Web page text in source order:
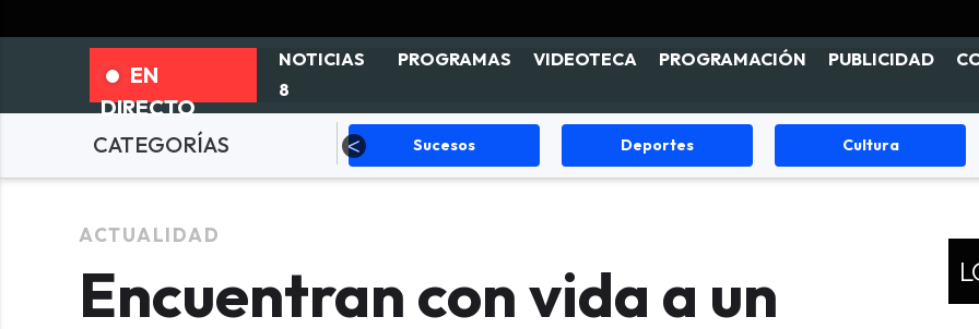
EN
DIRECTO
NOTICIAS
8
PROGRAMAS VIDEOTECA PROGRAMACIÓN PUBLICIDAD
CATEGORÍASSucesos Deportes Cultura Fiestas
ACTUALIDAD
Encuentran con vida a un